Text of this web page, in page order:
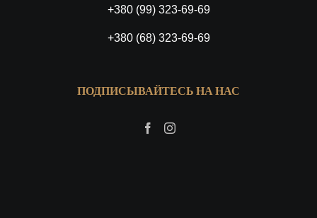
+380 (99) 323-69-69
+380 (68) 323-69-69
ПОДПИСЫВАЙТЕСЬ НА НАС